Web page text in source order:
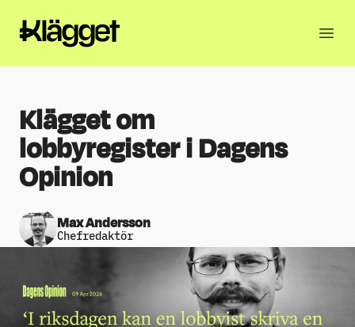
Klägget om
lobbyregister i Dagens
Opinion
Max Andersson
Chefredaktör